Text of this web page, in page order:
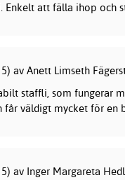
Enkelt att fälla ihop och
av Anett Limseth
staffli, som fungerar
får väldigt mycket för en
av Inger Margareta